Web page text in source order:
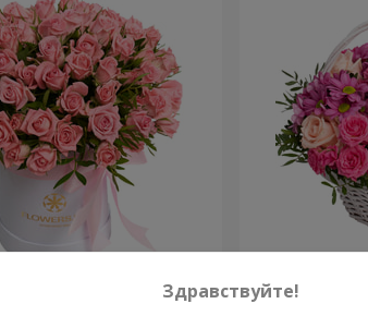
"Розовый оазис" Корзина "Ты
Здравствуйте!